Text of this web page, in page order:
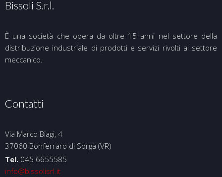
Bissoli S.r.l.
È una società che opera da oltre 15 anni nel settore della
distribuzione industriale di prodotti e servizi rivolti al settore
meccanico.
Contatti
Via Marco Biagi, 4
37060 Bonferraro di Sorgà (VR)
Tel. 045 6655585
info@bissolisrl.it